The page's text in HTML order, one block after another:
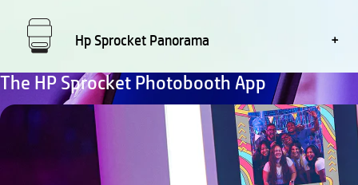
Hp Sprocket Panorama
The HP Sprocket Photobooth App